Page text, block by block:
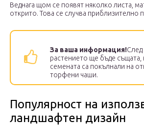
Веднага щом се появят няколко листа,
открито. Това се случва приблизително
За ваша информация!След
растението ще бъде същата,
семената са покълнали на
торфени чаши.
Популярност на
ландшафтен дизайн